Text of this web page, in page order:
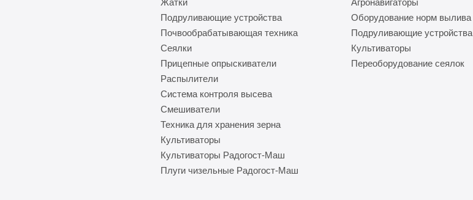
Жатки
Подруливающие устройства
Почвообрабатывающая техника
Прицепные опрыскиватели
Распылители
Система контроля высева
Смешиватели
Техника для хранения зерна
Культиваторы
Культиваторы Радогост-Маш
Плуги чизельные Радогост-Маш
Агронавигаторы
Оборудование норм вылива
Подруливающие устройства
Культиваторы
Переоборудование сеялок
Сеялки